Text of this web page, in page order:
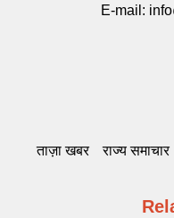
E-mail:
ताज़ा खबर राज्य समाचार